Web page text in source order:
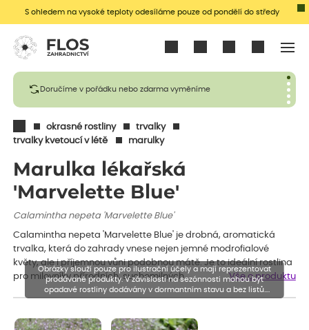
S ohledem na vysoké teploty odesíláme pouze od pondělí do středy
Doručíme v pořádku nebo zdarma vyměníme
okrasné rostliny
trvalky
trvalky kvetoucí v létě
marulky
Marulka lékařská
'Marvelette Blue'
Calamintha nepeta 'Marvelette Blue'
Calamintha nepeta 'Marvelette Blue' je drobná, aromatická
trvalka, která do zahrady vnese nejen jemné modrofialové
květy, ale i příjemnou vůni podobnou mátě. Je to ideální rostlina
pro milovníky přírodních, suchomilných…
Vše o produktu
Obrázky slouží pouze pro ilustrační účely a mají reprezentovat
prodávané produkty. V závislosti na sezónnosti mohou být
opadavé rostliny dodávány v dormantním stavu a bez listů.
Rostliny mohou být také sestřiženy níže, než je uvedená výška,